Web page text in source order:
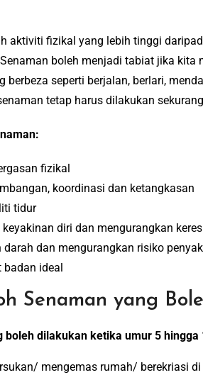
aktiviti fizikal yang lebih tinggi
boleh menjadi tabiat jika
berbeza seperti berjalan, berlari,
tetap harus dilakukan
fizikal
koordinasi dan ketangkasan
tidur
diri dan mengurangkan
darah dan mengurangkan risiko
badan ideal
Senaman yang
dilakukan ketika umur 5 hingga
mengemas rumah/ berekriasi